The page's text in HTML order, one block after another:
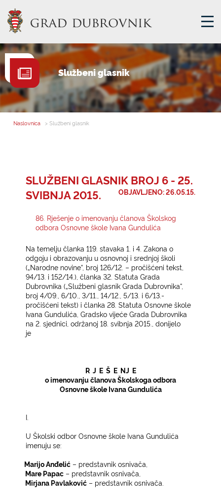
GRADSKA UPRAVA
GRADONAČELNIK
MJESNA SAMOUPRAVA
E-USLUGE
Službeni glasnik
Naslovnica > Službeni glasnik
SLUŽBENI GLASNIK BROJ 6 - 25.
SVIBNJA 2015.
OBJAVLJENO: 26.05.15.
86. Rješenje o imenovanju članova Školskog
odbora Osnovne škole Ivana Gundulića
Na temelju članka 119. stavaka 1. i 4. Zakona o
odgoju i obrazovanju u osnovnoj i srednjoj školi
(„Narodne novine“, broj 126/12. – pročišćeni tekst,
94/13. i 152/14.), članka 32. Statuta Grada
Dubrovnika („Službeni glasnik Grada Dubrovnika“,
broj 4/09., 6/10., 3/11., 14/12., 5/13. i 6/13.-
pročišćeni tekst) i članka 28. Statuta Osnovne škole
Ivana Gundulića, Gradsko vijeće Grada Dubrovnika
na 2. sjednici, održanoj 18. svibnja 2015., donijelo
je
R J E Š E NJ E­
o imenovanju članova Školskoga odbora­
Osnovne škole Ivana Gundulića
I.­
U Školski odbor Osnovne škole Ivana Gundulića
imenuju se:­
Marijo Anđelić – predstavnik osnivača,
Mare Papac – predstavnik osnivača,
Mirjana Pavlaković – predstavnik osnivača.